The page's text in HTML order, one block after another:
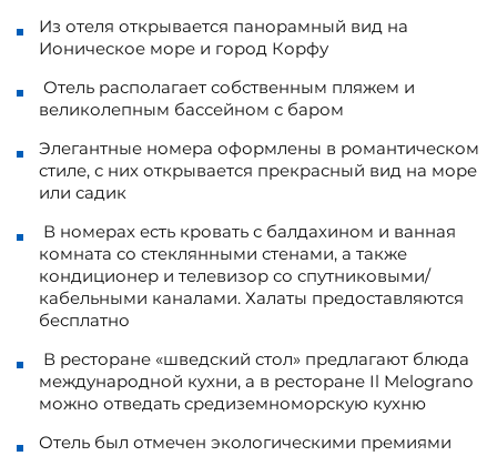
Из отеля открывается панорамный вид на
Ионическое море и город Корфу
Отель располагает собственным пляжем и
великолепным бассейном с баром
Элегантные номера оформлены в романтическом
стиле, с них открывается прекрасный вид на море
или садик
В номерах есть кровать с балдахином и ванная
комната со стеклянными стенами, а также
кондиционер и телевизор со спутниковыми/
кабельными каналами. Халаты предоставляются
бесплатно
В ресторане «шведский стол» предлагают блюда
международной кухни, а в ресторане Il Melograno
можно отведать средиземноморскую кухню
Отель был отмечен экологическими премиями